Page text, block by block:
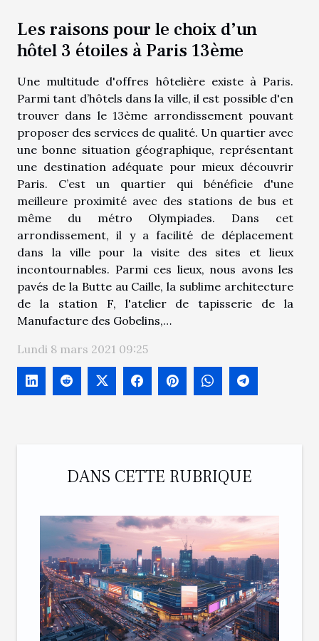
Les raisons pour le choix d’un
hôtel 3 étoiles à Paris 13ème
Une multitude d'offres hôtelière existe à Paris.
Parmi tant d’hôtels dans la ville, il est possible d'en
trouver dans le 13ème arrondissement pouvant
proposer des services de qualité. Un quartier avec
une bonne situation géographique, représentant
une destination adéquate pour mieux découvrir
Paris. C’est un quartier qui bénéficie d'une
meilleure proximité avec des stations de bus et
même du métro Olympiades. Dans cet
arrondissement, il y a facilité de déplacement
dans la ville pour la visite des sites et lieux
incontournables. Parmi ces lieux, nous avons les
pavés de la Butte au Caille, la sublime architecture
de la station F, l'atelier de tapisserie de la
Manufacture des Gobelins,…
Lundi 8 mars 2021 09:25
DANS CETTE RUBRIQUE